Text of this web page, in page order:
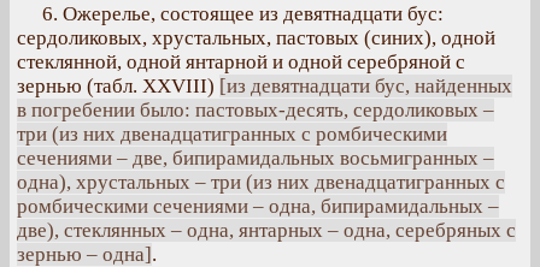
6. Ожерелье, состоящее из девятнадцати бус:
сердоликовых, хрустальных, пастовых (синих), одной
стеклянной, одной янтарной и одной серебряной с
зернью (табл. XXVIII) [из девятнадцати бус, найденных
в погребении было: пастовых-десять, сердоликовых –
три (из них двенадцатигранных с ромбическими
сечениями – две, бипирамидальных восьмигранных –
одна), хрустальных – три (из них двенадцатигранных с
ромбическими сечениями – одна, бипирамидальных –
две), стеклянных – одна, янтарных – одна, серебряных с
зернью – одна].